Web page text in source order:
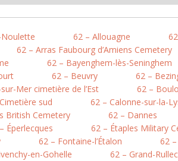
62 – Allouagne
62 – Arras Faubourg d’Amiens Cemetery
62 – Bayenghem-lès-Seninghem
62 – Beuvry 62 –
Mer cimetière de l’Est 62 –
sud 62 – Calonne-sur-la-
British Cemetery 62 – Dannes
Éperlecques 62 – Étaples Military
62 – Fontaine-l’Étalon 62
en-Gohelle 62 – Grand-